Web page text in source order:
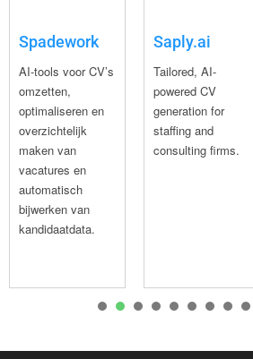
Spadework
AI-tools voor CV’s
omzetten,
optimaliseren en
overzichtelijk
maken van
vacatures en
automatisch
bijwerken van
kandidaatdata.
Saply.ai
Tailored, AI-
powered CV
generation for
staffing and
consulting firms.
1 2